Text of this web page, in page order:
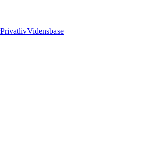
PrivatlivVidensbase